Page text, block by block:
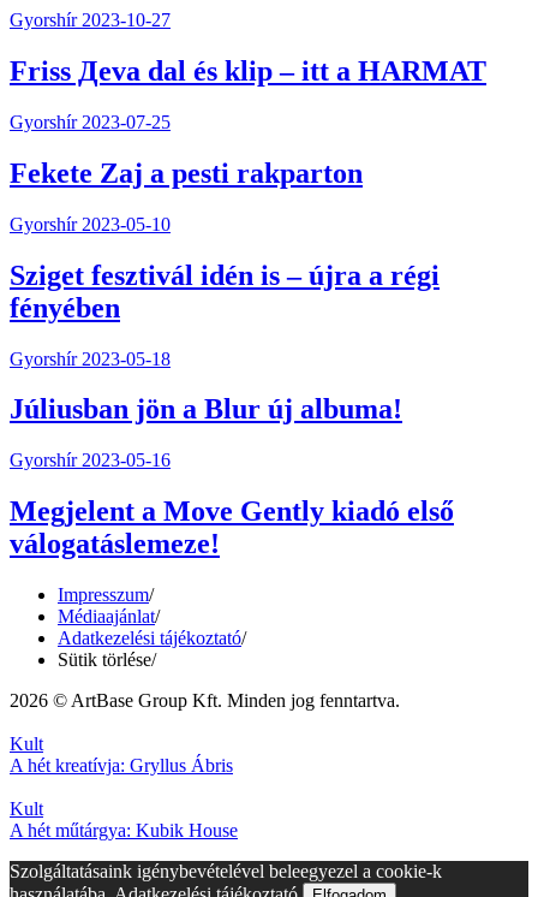
Gyorshír 2023-10-27
Friss Дeva dal és klip – itt a HARMAT
Gyorshír 2023-07-25
Fekete Zaj a pesti rakparton
Gyorshír 2023-05-10
Sziget fesztivál idén is – újra a régi
fényében
Gyorshír 2023-05-18
Júliusban jön a Blur új albuma!
Gyorshír 2023-05-16
Megjelent a Move Gently kiadó első
válogatáslemeze!
Impresszum/
Médiaajánlat/
Adatkezelési tájékoztató/
Sütik törlése/
2026 © ArtBase Group Kft. Minden jog fenntartva.
Kult
A hét kreatívja: Gryllus Ábris
Kult
A hét műtárgya: Kubik House
Szolgáltatásaink igénybevételével beleegyezel a cookie-k